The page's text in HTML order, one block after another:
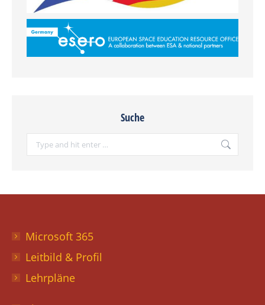
Suche
Microsoft 365
Leitbild & Profil
Lehrpläne